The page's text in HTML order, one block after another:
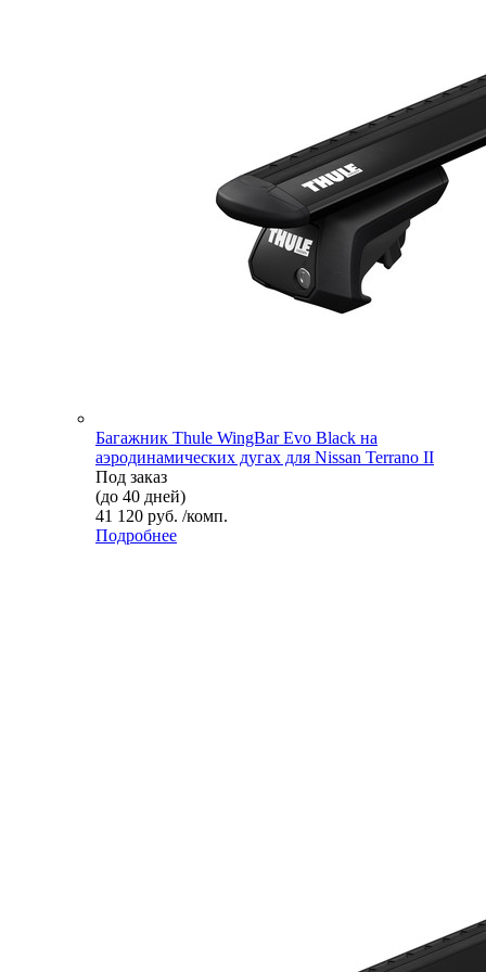
Багажник Thule WingBar Evo Black на
аэродинамических дугах для Nissan Terrano II
Под заказ
(до 40 дней)
41 120 руб. /комп.
Подробнее